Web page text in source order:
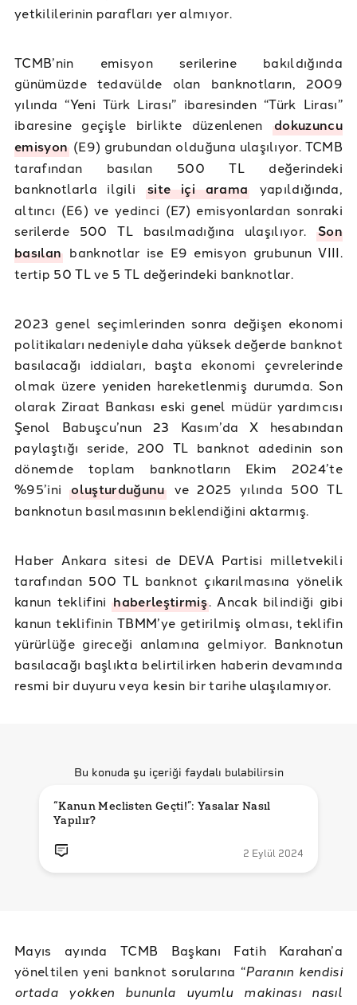
yetkililerinin parafları yer almıyor.
TCMB’nin emisyon serilerine bakıldığında
günümüzde tedavülde olan banknotların, 2009
yılında “Yeni Türk Lirası” ibaresinden “Türk Lirası”
ibaresine geçişle birlikte düzenlenendokuzuncu
emisyon (E9) grubundan olduğuna ulaşılıyor. TCMB
tarafından basılan 500 TL değerindeki
banknotlarla ilgilisite içi arama yapıldığında,
altıncı (E6) ve yedinci (E7) emisyonlardan sonraki
serilerde 500 TL basılmadığına ulaşılıyor.Son
basılan banknotlar ise E9 emisyon grubunun VIII.
tertip 50 TL ve 5 TL değerindeki banknotlar.
2023 genel seçimlerinden sonra değişen ekonomi
politikaları nedeniyle daha yüksek değerde banknot
basılacağı iddiaları, başta ekonomi çevrelerinde
olmak üzere yeniden hareketlenmiş durumda. Son
olarak Ziraat Bankası eski genel müdür yardımcısı
Şenol Babuşcu’nun 23 Kasım’da X hesabından
paylaştığı seride, 200 TL banknot adedinin son
dönemde toplam banknotların Ekim 2024’te
%95’inioluşturduğunuve 2025 yılında 500 TL
banknotun basılmasının beklendiğini aktarmış.
Haber Ankara sitesi de DEVA Partisi milletvekili
tarafından 500 TL banknot çıkarılmasına yönelik
kanun teklifinihaberleştirmiş. Ancak bilindiği gibi
kanun teklifinin TBMM’ye getirilmiş olması, teklifin
yürürlüğe gireceği anlamına gelmiyor. Banknotun
basılacağı başlıkta belirtilirken haberin devamında
resmi bir duyuru veya kesin bir tarihe ulaşılamıyor.
Bu konuda şu içeriği faydalı bulabilirsin
“Kanun Meclisten Geçti!”: Yasalar Nasıl
Yapılır?
2 Eylül 2024
Mayıs ayında TCMB Başkanı Fatih Karahan’a
yöneltilen yeni banknot sorularına “Paranın kendisi
ortada yokken bununla uyumlu makinası nasıl